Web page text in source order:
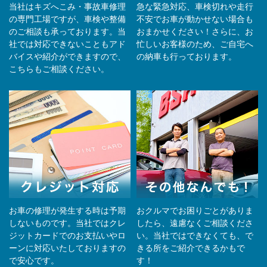
当社はキズへこみ・事故車修理
の専門工場ですが、車検や整備
のご相談も承っております。当
社では対応できないこともアド
バイスや紹介ができますので、
こちらもご相談ください。
急な緊急対応、車検切れや走行
不安でお車が動かせない場合も
おまかせください！さらに、お
忙しいお客様のため、ご自宅へ
の納⾞も⾏っております。
お車の修理が発生する時は予期
しないものです。当社ではクレ
ジットカードでのお支払いやロ
ーンに対応いたしておりますの
で安心です。
おクルマでお困りごとがありま
したら、遠慮なくご相談くださ
い。当社ではできなくても、で
きる所をご紹介できるかもで
す！